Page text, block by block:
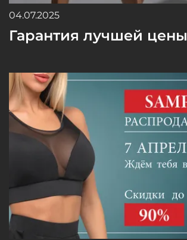
04.07.2025
Гарантия лучшей цены